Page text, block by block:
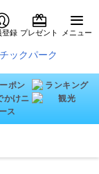
登録 プレゼント メニュー